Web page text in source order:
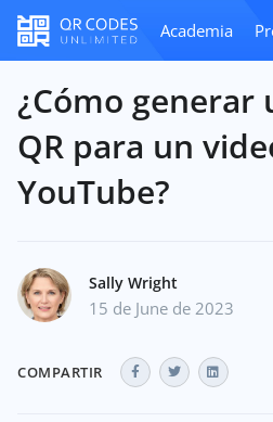
Academia
¿Cómo generar
QR para un
YouTube?
Sally Wright
15 de June de 2023
COMPARTIR